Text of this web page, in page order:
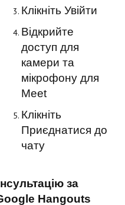
Клікніть Увійти
Відкрийте
доступ для
камери та
мікрофону для
Meet
Клікніть
Приєднатися до
чату
за
Hangouts